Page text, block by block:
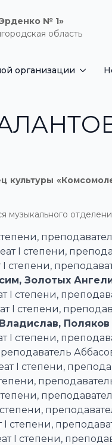
№ 1»
область
организации
культуры
музыкального
I степени,
I степени,
Золотых
I степени,
I степени,
I степени,
I степени,
I степени,
I степени,